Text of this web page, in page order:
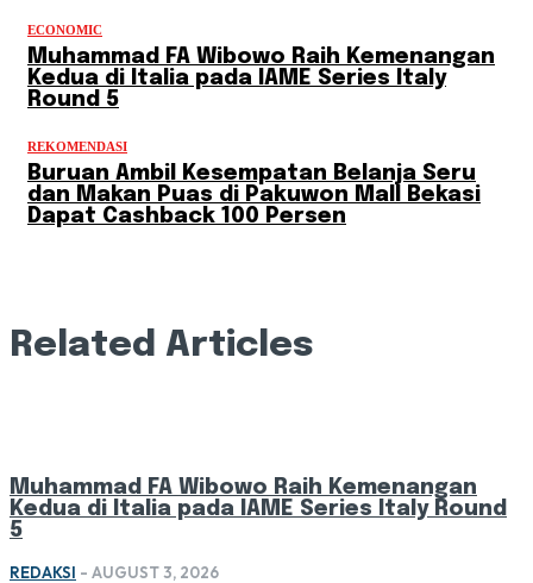
ECONOMIC
Muhammad FA Wibowo Raih Kemenangan
Kedua di Italia pada IAME Series Italy
Round 5
REKOMENDASI
Buruan Ambil Kesempatan Belanja Seru
dan Makan Puas di Pakuwon Mall Bekasi
Dapat Cashback 100 Persen
Related Articles
Muhammad FA Wibowo Raih Kemenangan
Kedua di Italia pada IAME Series Italy Round
5
REDAKSI - AUGUST 3, 2026